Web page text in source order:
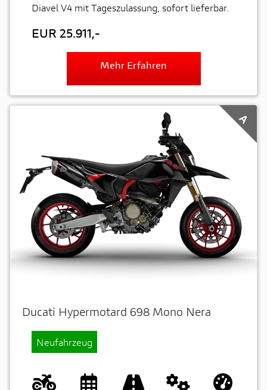
Diavel V4 mit Tageszulassung, sofort lieferbar.
EUR 25.911,-
Mehr Erfahren
Ducati Hypermotard 698 Mono Nera
Neufahrzeug
A